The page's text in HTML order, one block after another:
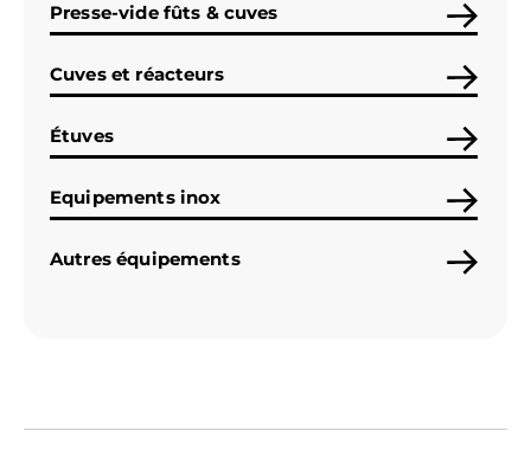
Presse-vide fûts & cuves
Cuves et réacteurs
Étuves
Equipements inox
Autres équipements